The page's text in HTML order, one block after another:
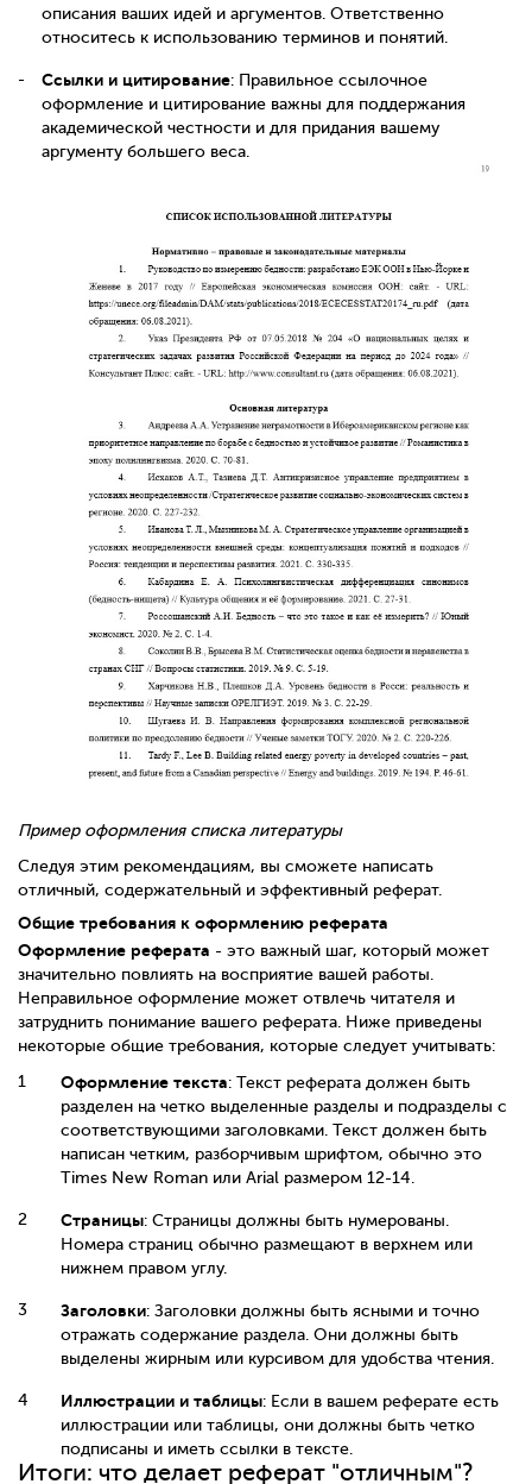
описания ваших идей и аргументов. Ответственно
относитесь к использованию терминов и понятий.
Ссылки и цитирование: Правильное ссылочное
оформление и цитирование важны для поддержания
академической честности и для придания вашему
аргументу большего веса.
Пример оформления списка литературы
Следуя этим рекомендациям, вы сможете написать
отличный, содержательный и эффективный реферат.
Общие требования к оформлению реферата
Оформление реферата - это важный шаг, который может
значительно повлиять на восприятие вашей работы.
Неправильное оформление может отвлечь читателя и
затруднить понимание вашего реферата. Ниже приведены
некоторые общие требования, которые следует учитывать:
Оформление текста: Текст реферата должен быть
разделен на четко выделенные разделы и подразделы с
соответствующими заголовками. Текст должен быть
написан четким, разборчивым шрифтом, обычно это
Times New Roman или Arial размером 12-14.
Страницы: Страницы должны быть нумерованы.
Номера страниц обычно размещают в верхнем или
нижнем правом углу.
Заголовки: Заголовки должны быть ясными и точно
отражать содержание раздела. Они должны быть
выделены жирным или курсивом для удобства чтения.
Иллюстрации и таблицы: Если в вашем реферате есть
иллюстрации или таблицы, они должны быть четко
подписаны и иметь ссылки в тексте.
Итоги: что делает реферат "отличным"?